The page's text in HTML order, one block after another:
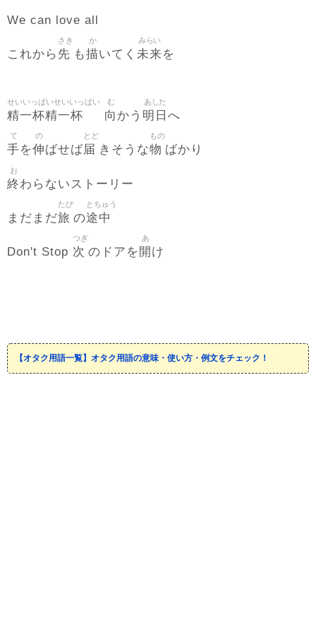
We can love all
これから 先
さき
も描
か
いてく 未来
みらい
を
精一杯精一杯
せいいっぱいせいいっぱい
向
む
かう 明日
あした
へ
手
て
を伸
の
ばせば届
とど
きそうな物
もの
ばかり
終
お
わらないストーリー
まだまだ旅
たび
の途中
とちゅう
Don't Stop 次
つぎ
のドアを 開
あ
け
【オタク用語一覧】オタク用語の意味・使い方・例文をチェック！